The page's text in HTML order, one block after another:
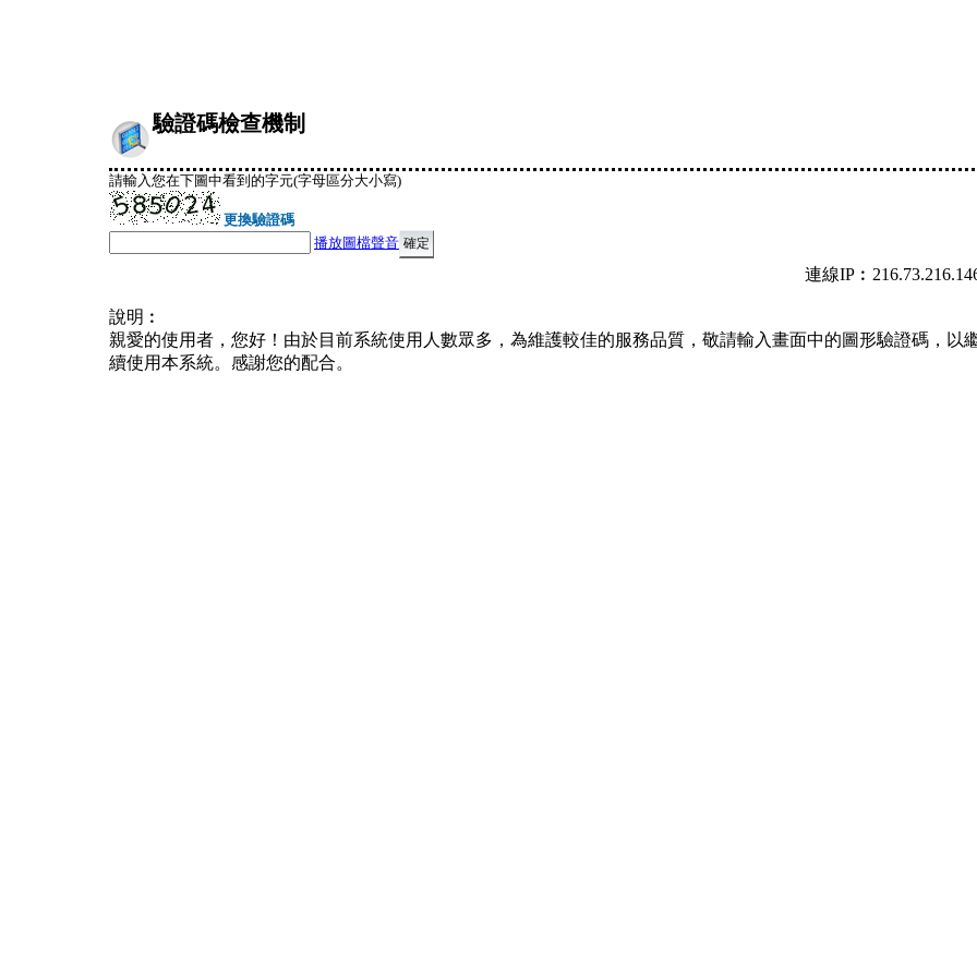
驗證碼檢查機制
請輸入您在下圖中看到的字元(字母區分大小寫)
更換驗證碼
播放圖檔聲音
連線
說明︰
親愛的使用者，您好！由於目前系統使用人數眾多，為維護較佳的服務品質，敬請輸入畫面中的圖形驗證碼，以
續使用本系統。感謝您的配合。